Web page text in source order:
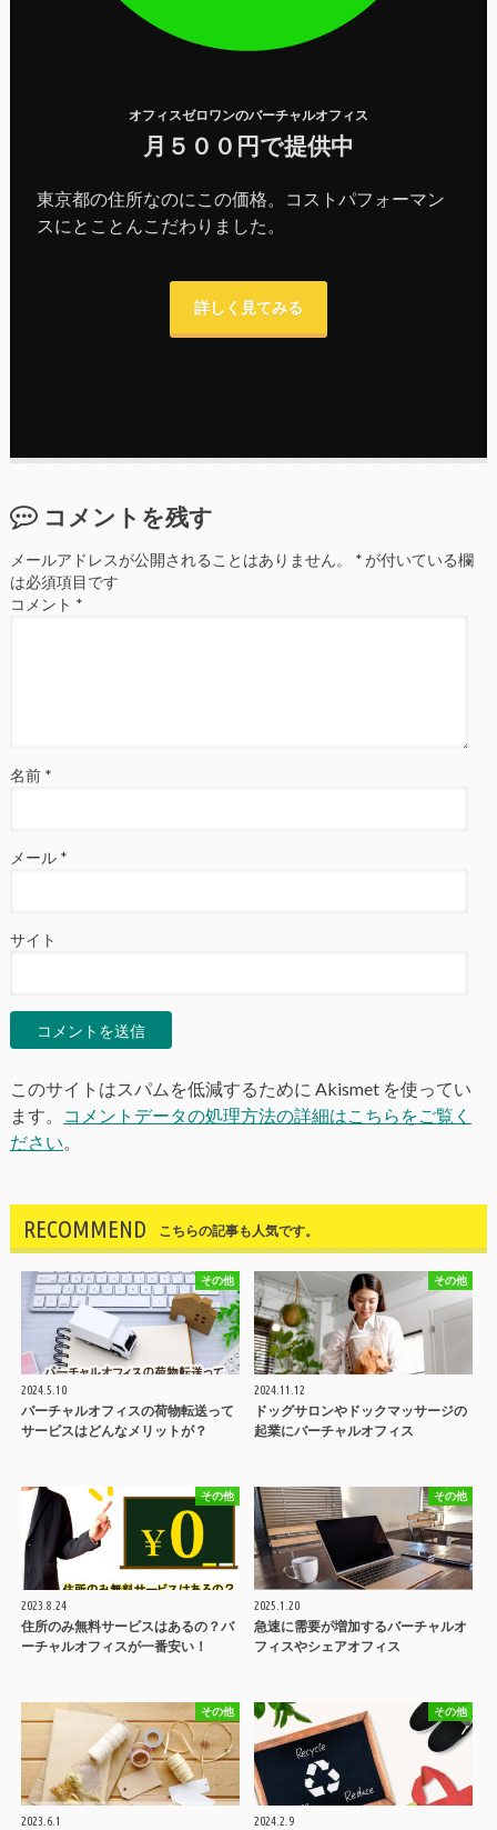
オフィスゼロワンのバーチャルオフィス
月５００円で提供中
東京都の住所なのにこの価格。コストパフォーマン
スにとことんこだわりました。
詳しく見てみる
コメントを残す
メールアドレスが公開されることはありません。 *が付いている欄
は必須項目です
コメント *
名前 *
メール *
サイト
このサイトはスパムを低減するために Akismet を使ってい
ます。
コメントデータの処理方法の詳細はこちらをご覧く
ださい。
RECOMMEND こちらの記事も人気です。
その他
2024.5.10
バーチャルオフィスの荷物転送って
サービスはどんなメリットが？
その他
2024.11.12
ドッグサロンやドックマッサージの
起業にバーチャルオフィス
その他
2023.8.24
住所のみ無料サービスはあるの？バ
ーチャルオフィスが一番安い！
その他
2025.1.20
急速に需要が増加するバーチャルオ
フィスやシェアオフィス
その他
2023.6.1
その他
2024.2.9